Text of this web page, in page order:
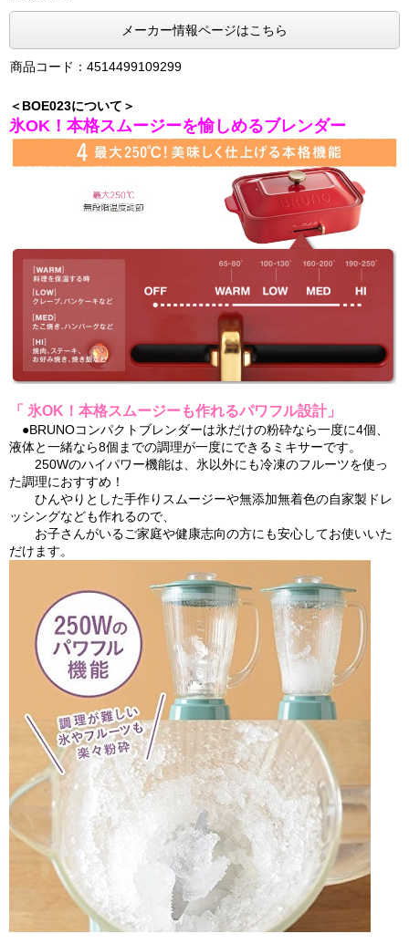
メーカー情報ページはこちら
商品コード：4514499109299
＜BOE023について＞
氷OK！本格スムージーを愉しめるブレンダー
「 氷OK！本格スムージーも作れるパワフル設計」
●BRUNOコンパクトブレンダーは氷だけの粉砕なら一度に4個、
液体と一緒なら8個までの調理が一度にできるミキサーです。
250Wのハイパワー機能は、氷以外にも冷凍のフルーツを使っ
た調理におすすめ！
ひんやりとした手作りスムージーや無添加無着色の自家製ドレ
ッシングなども作れるので、
お子さんがいるご家庭や健康志向の方にも安心してお使いいた
だけます。